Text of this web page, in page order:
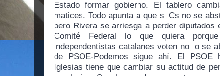
Estado formar gobierno. El tablero
matices. Todo apunta a que si Cs no se
pero Rivera se arriesga a perder diputados
Comité Federal lo que quiera
independentistas catalanes voten no  o se
de PSOE-Podemos sigue ahí. El PSOE
Iglesias tiene que cambiar su actitud de